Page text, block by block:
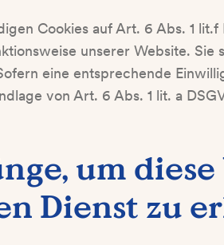
Cookies auf Art. 6 Abs. 1 lit.f
unserer Website. Sie
eine entsprechende
von Art. 6 Abs. 1 lit. a
um diese
Dienst zu